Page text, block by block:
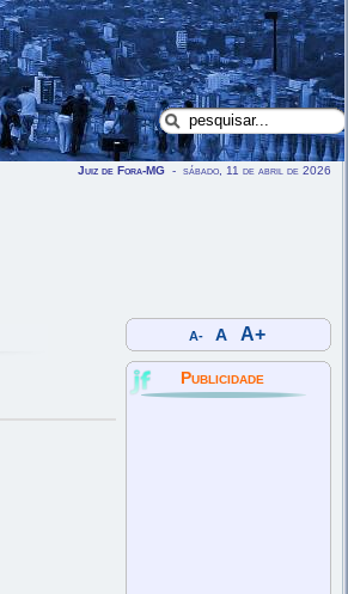
Juiz de Fora-MG - sábado, 11 de abril de 2026
A- A A+
Publicidade